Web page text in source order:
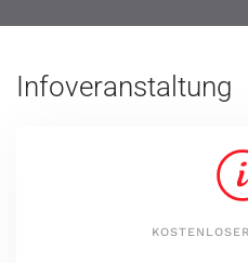
Infoveranstaltung